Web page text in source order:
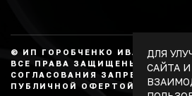
© ИП ГОРОБЧЕНКО ИВАН
ВСЕ ПРАВА ЗАЩИЩЕНЫ,
СОГЛАСОВАНИЯ ЗАПРЕЩЕНО. НЕ
ПУБЛИЧНОЙ ОФЕРТОЙ.
ДЛЯ
САЙТА И